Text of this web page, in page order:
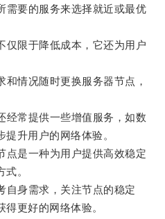
要的服务来选择就近或最优
限于降低成本，它还为用户
情况随时更换服务器节点，
常提供一些增值服务，如数
升用户的网络体验。
是一种为用户提供高效稳定
。
身需求，关注节点的稳定
更好的网络体验。